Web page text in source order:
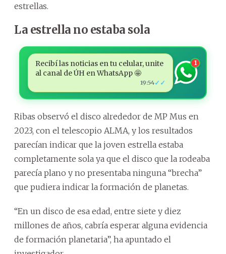
estrellas.
La estrella no estaba sola
Recibí las noticias en tu celular, unite
al canal de ÚH en WhatsApp 🤩
19:54✓✓
1
Ribas observó el disco alrededor de MP Mus en
2023, con el telescopio ALMA, y los resultados
parecían indicar que la joven estrella estaba
completamente sola ya que el disco que la rodeaba
parecía plano y no presentaba ninguna “brecha”
que pudiera indicar la formación de planetas.
“En un disco de esa edad, entre siete y diez
millones de años, cabría esperar alguna evidencia
de formación planetaria”, ha apuntado el